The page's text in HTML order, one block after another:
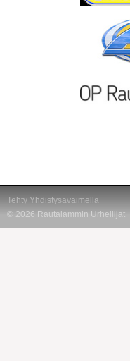
Tehty Yhdistysavaimella
© 2026 Rautalammin Urheilijat